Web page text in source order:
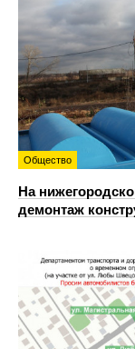
Общество
На
демонтаж